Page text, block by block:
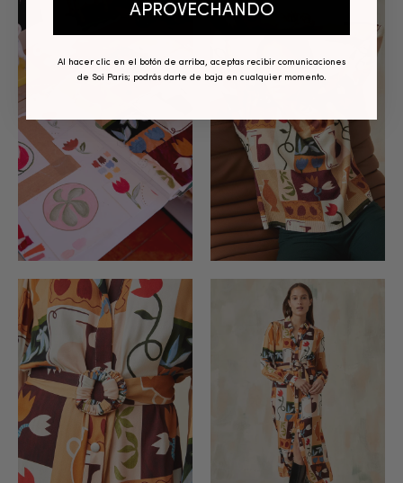
APROVECHANDO
Al hacer clic en el botón de arriba, aceptas recibir comunicaciones
de Soi Paris; podrás darte de baja en cualquier momento.